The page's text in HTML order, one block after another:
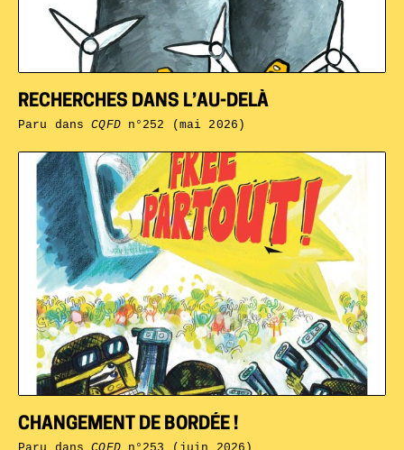
CHANGEMENT DE BORDÉE !
RECHERCHES DANS L’AU-DELÀ
Paru dansCQFDn°252 (mai 2026)